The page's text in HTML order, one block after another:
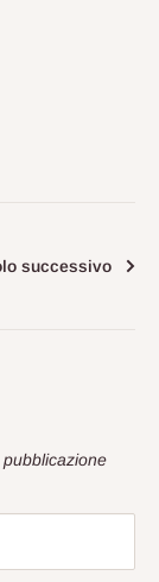
successivo